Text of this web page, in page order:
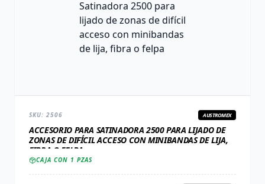
SKU: 2506 AUSTROMEX
ACCESORIO PARA SATINADORA 2500 PARA LIJADO DE
ZONAS DE DIFÍCIL ACCESO CON MINIBANDAS DE LIJA,
FIBRA O FELPA
CAJA CON 1 PZAS